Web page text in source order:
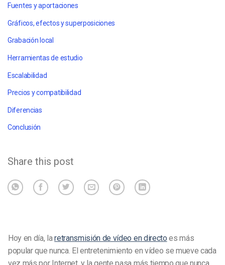
Fuentes y aportaciones
Gráficos, efectos y superposiciones
Grabación local
Herramientas de estudio
Escalabilidad
Precios y compatibilidad
Diferencias
Conclusión
Share this post
Hoy en día, laretransmisión de vídeo en directo es más
popular que nunca. El entretenimiento en vídeo se mueve cada